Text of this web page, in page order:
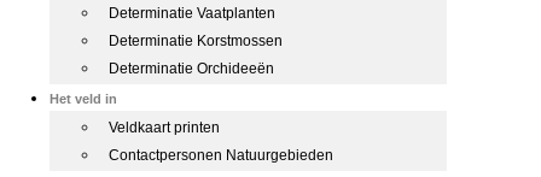
Determinatie Vaatplanten
Determinatie Korstmossen
Determinatie Orchideeën
Het veld in
Veldkaart printen
Contactpersonen Natuurgebieden